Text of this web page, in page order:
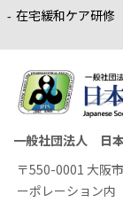
在宅緩和ケア研修
一般社団法人 日
〒550-0001 大阪
ーポレーション内